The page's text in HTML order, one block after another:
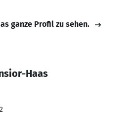
ganze Profil zu sehen.
Haas